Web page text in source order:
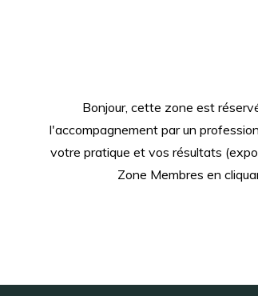
Bonjour, cette zone est
l'accompagnement par un
votre pratique et vos résultats
Zone Membres en